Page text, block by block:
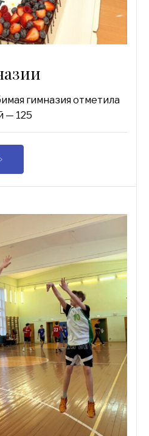
гимназия отметила
— 125